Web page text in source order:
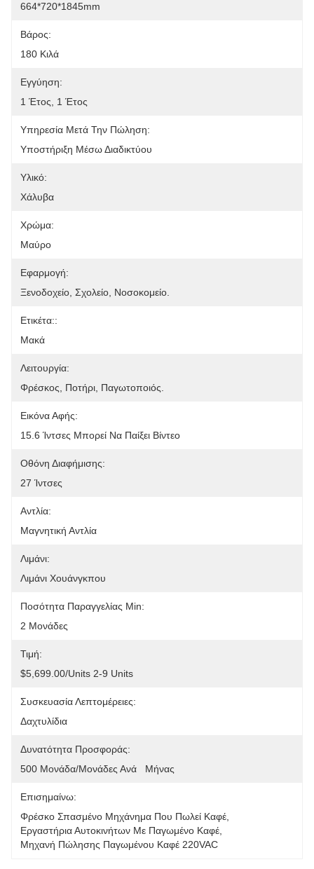
664*720*1845mm
Βάρος:
180 Κιλά
Εγγύηση:
1 Έτος, 1 Έτος
Υπηρεσία Μετά Την Πώληση:
Υποστήριξη Μέσω Διαδικτύου
Υλικό:
Χάλυβα
Χρώμα:
Μαύρο
Εφαρμογή:
Ξενοδοχείο, Σχολείο, Νοσοκομείο.
Ετικέτα::
Μακά
Λειτουργία:
Φρέσκος, Ποτήρι, Παγωτοποιός.
Εικόνα Αφής:
15.6 Ίντσες Μπορεί Να Παίξει Βίντεο
Οθόνη Διαφήμισης:
27 Ίντσες
Αντλία:
Μαγνητική Αντλία
Λιμάνι:
Λιμάνι Χουάνγκπου
Ποσότητα Παραγγελίας Min:
2 Μονάδες
Τιμή:
$5,699.00/units 2-9 Units
Συσκευασία Λεπτομέρειες:
Δαχτυλίδια
Δυνατότητα Προσφοράς:
500 Μονάδα/μονάδες Ανά   Μήνας
Επισημαίνω:
Φρέσκο Σπασμένο Μηχάνημα Που Πωλεί Καφέ
Εργαστήρια Αυτοκινήτων Με Παγωμένο Καφέ
Μηχανή Πώλησης Παγωμένου Καφέ 220VAC